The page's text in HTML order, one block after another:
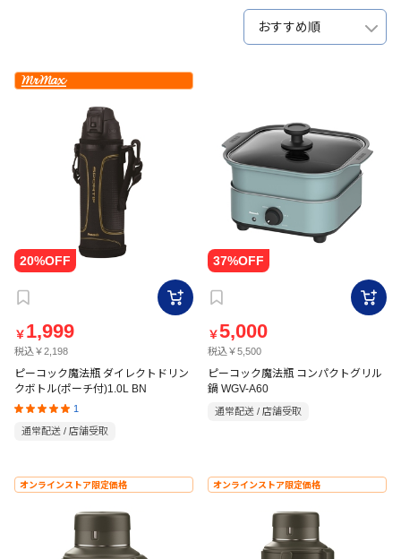
おすすめ順
￥ 1,999
税込￥2,198
ピーコック魔法瓶 ダイレクトドリン
クボトル(ポーチ付)1.0L BN
1
通常配送 / 店舗受取
￥5,000
税込￥5,500
ピーコック魔法瓶 コンパクトグリル
鍋 WGV-A60
通常配送 / 店舗受取
オンラインストア限定価格 オンラインストア限定価格